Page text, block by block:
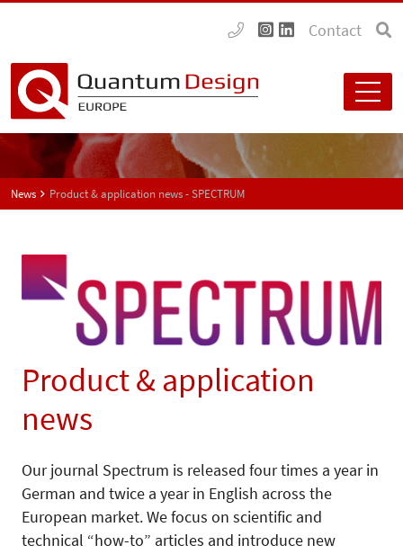
Contact
News Product & application news - SPECTRUM
Product & application
news
Our journal Spectrum is released four times a year in
German and twice a year in English across the
European market. We focus on scientific and
technical “how-to” articles and introduce new